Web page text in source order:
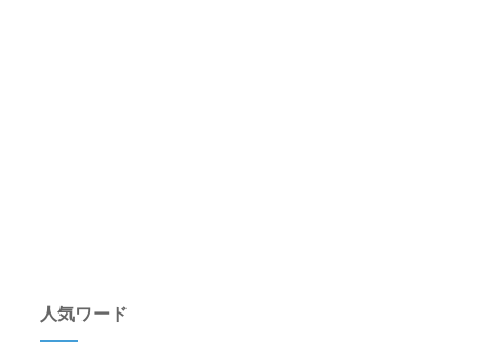
人気ワード